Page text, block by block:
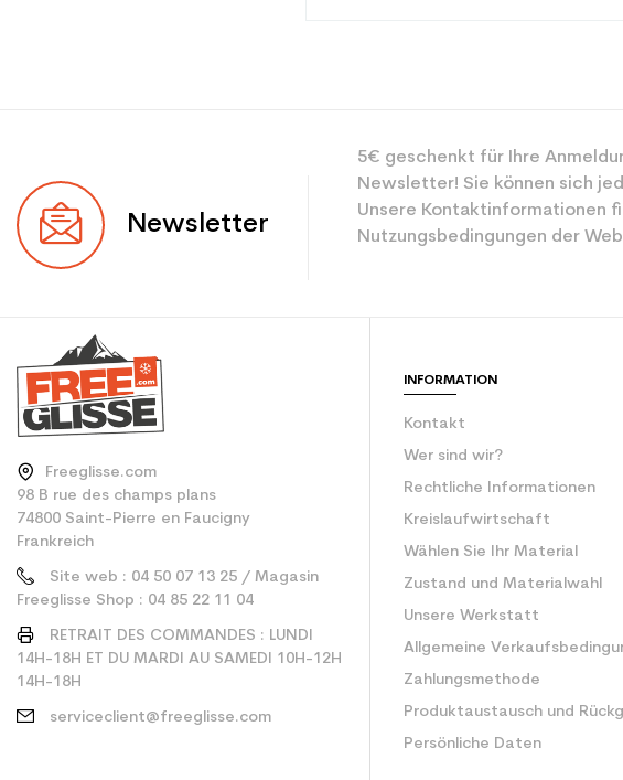
Benutzer
Ebene
Newsletter
5€ geschenkt für Ihre
Newsletter! Sie können sich
Unsere Kontaktinformationen
Nutzungsbedingungen der
Freeglisse.com
98 B rue des champs plans
74800 Saint-Pierre en Faucigny
Frankreich
Site web : 04 50 07 13 25 / Magasin
Freeglisse Shop : 04 85 22 11 04
RETRAIT DES COMMANDES : LUNDI
14H-18H ET DU MARDI AU SAMEDI 10H-12H
14H-18H
serviceclient@freeglisse.com
INFORMATION
Kontakt
Wer sind wir?
Rechtliche Informationen
Kreislaufwirtschaft
Wählen Sie Ihr Material
Zustand und Materialwahl
Unsere Werkstatt
Allgemeine
Zahlungsmethode
Produktaustausch und
Persönliche Daten